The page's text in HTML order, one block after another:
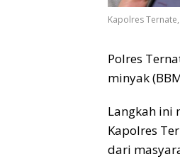
Kapolres
Polres
minyak
Langkah ini
Kapolres
dari